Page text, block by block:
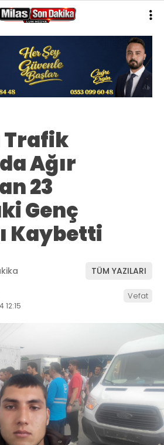
WhatsApp
İhbar Hattı
Facebook
28.1
YAZARLAR
Trafik
Ağır
23
Genç
Kaybetti
TÜM YAZILARI
Vefat